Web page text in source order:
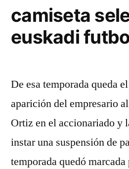
camiseta
euskadi
De esa temporada queda
aparición del empresario
Ortiz en el accionariado y
instar una suspensión de
temporada quedó